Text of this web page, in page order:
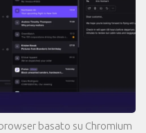
basato su Chromium